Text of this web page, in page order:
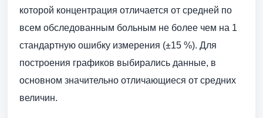
которой концентрация отличается от средней по
всем обследованным больным не более чем на 1
стандартную ошибку измерения (±15 %). Для
построения графиков выбирались данные, в
основном значительно отличающиеся от средних
величин.